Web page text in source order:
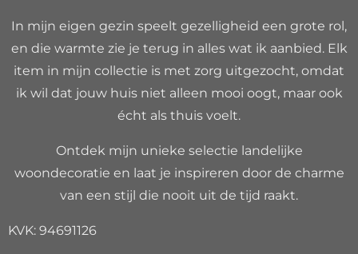
In mijn eigen gezin speelt gezelligheid een grote rol,
en die warmte zie je terug in alles wat ik aanbied. Elk
item in mijn collectie is met zorg uitgezocht, omdat
ik wil dat jouw huis niet alleen mooi oogt, maar ook
écht als thuis voelt.
Ontdek mijn unieke selectie landelijke
woondecoratie en laat je inspireren door de charme
van een stijl die nooit uit de tijd raakt.
KVK: 94691126